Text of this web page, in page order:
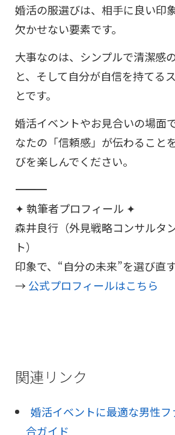
婚活の服選びは、相手に良い印
欠かせない要素です。
大事なのは、シンプルで清潔感
と、そして自分が自信を持てる
とです。
婚活イベントやお見合いの場面
なたの「信頼感」が伝わること
びを楽しんでください。
―――――――――――――――――――――――
✦ 執筆者プロフィール ✦
森井良行（外見戦略コンサルタ
ト）
印象で、“自分の未来”を選び直す
→ 公式プロフィールはこちら
関連リンク
婚活イベントに最適な男性
合ガイド